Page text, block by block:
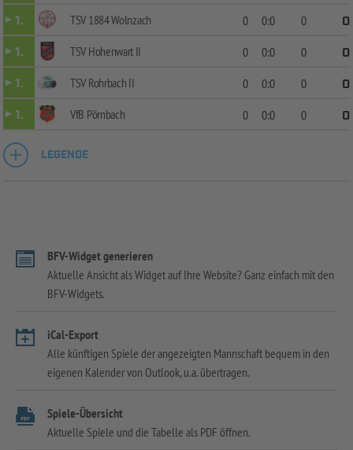
1.
TSV 1884 Wolnzach 0 0:0 0
0
1.
TSV Hohenwart II 0 0:0 0
0
1.
TSV Rohrbach II 0 0:0 0
0
1.
VfB Pörnbach 0 0:0 0 0
LEGENDE
BFV-Widget generieren
Aktuelle Ansicht als Widget auf Ihre Website? Ganz einfach mit den
BFV-Widgets.
iCal-Export
Alle künftigen Spiele der angezeigten Mannschaft bequem in den
eigenen Kalender von Outlook, u.a. übertragen.
Spiele-Übersicht
Aktuelle Spiele und die Tabelle als PDF öffnen.